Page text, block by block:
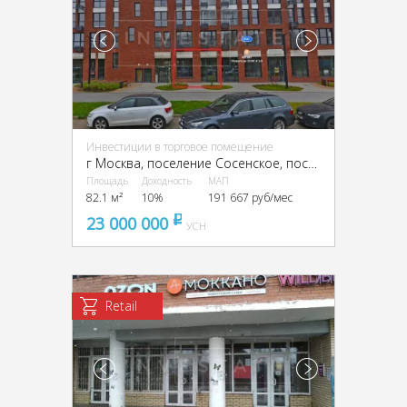
Инвестиции в торговое помещение
г Москва, поселение Сосенское, поселок Коммунарка, ул Александры Монаховой, д 43 к 1
Площадь
82.1 м²
Доходность
10%
МАП
191 667 руб/мес
23 000 000 pуб
УСН
Retail